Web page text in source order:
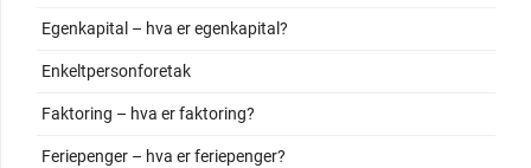
Egenkapital – hva er egenkapital?
Enkeltpersonforetak
Faktoring – hva er faktoring?
Feriepenger – hva er feriepenger?